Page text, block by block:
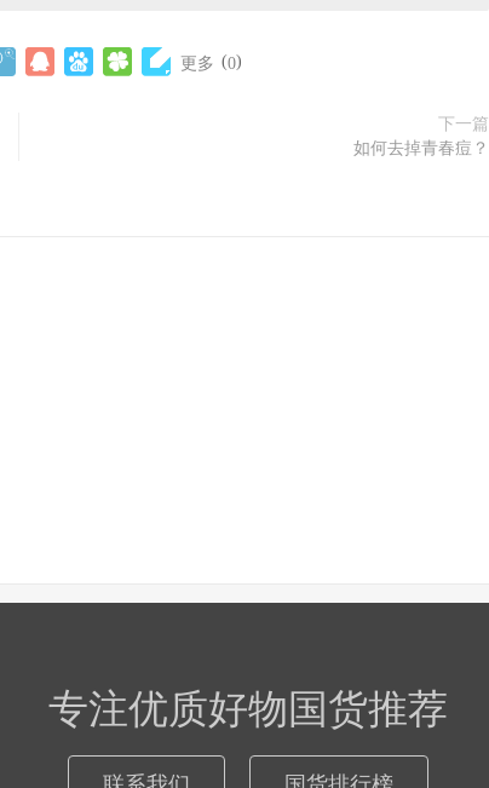
更多 (0)
下一篇
如何去掉青春痘？
专注优质好物国货推荐